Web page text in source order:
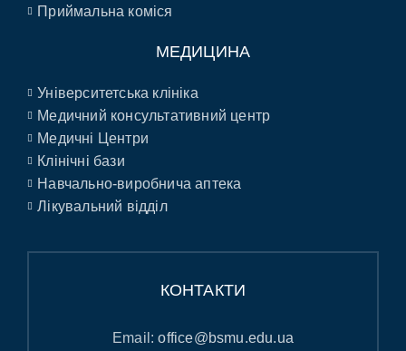
Приймальна коміся
МЕДИЦИНА
Університетська клініка
Медичний консультативний центр
Медичні Центри
Клінічні бази
Навчально-виробнича аптека
Лікувальний відділ
КОНТАКТИ
Email:office@bsmu.edu.ua